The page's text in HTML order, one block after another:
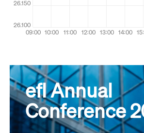
efl Annual
Conference